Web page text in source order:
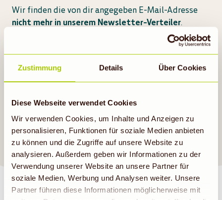
Zustimmung Details Über Cookies
Diese Webseite verwendet Cookies
Wir verwenden Cookies, um Inhalte und Anzeigen zu
personalisieren, Funktionen für soziale Medien anbieten
zu können und die Zugriffe auf unsere Website zu
analysieren. Außerdem geben wir Informationen zu der
Verwendung unserer Website an unsere Partner für
soziale Medien, Werbung und Analysen weiter. Unsere
Partner führen diese Informationen möglicherweise mit
Wir finden die von dir angegeben E-Mail-Adresse
nicht mehr in unserem Newsletter-Verteiler.
Solltest du dennoch einen Newsletter von uns
erhalten, wende dich gerne telefonisch oder per E-
Mail an unseren Kundendialog.
E-Mail:info@biomarkt.de
SAG ES GERN WEITER